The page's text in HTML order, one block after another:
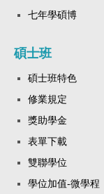
七年學碩博
碩士班
碩士班特色
修業規定
獎助學金
表單下載
雙聯學位
學位加值-微學程